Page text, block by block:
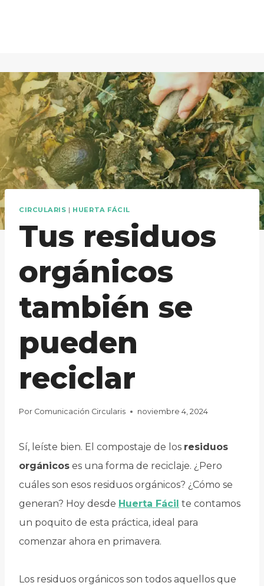
CIRCULARIS | HUERTA FÁCIL
Tus residuos
orgánicos
también se
pueden
reciclar
Por Comunicación Circularis noviembre 4, 2024
Sí, leíste bien. El compostaje de los residuos
orgánicos es una forma de reciclaje. ¿Pero
cuáles son esos residuos orgánicos? ¿Cómo se
generan? Hoy desde Huerta Fácil te contamos
un poquito de esta práctica, ideal para
comenzar ahora en primavera.
Los residuos orgánicos son todos aquellos que